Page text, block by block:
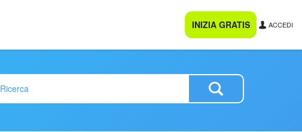
INIZIA GRATIS ACCEDI